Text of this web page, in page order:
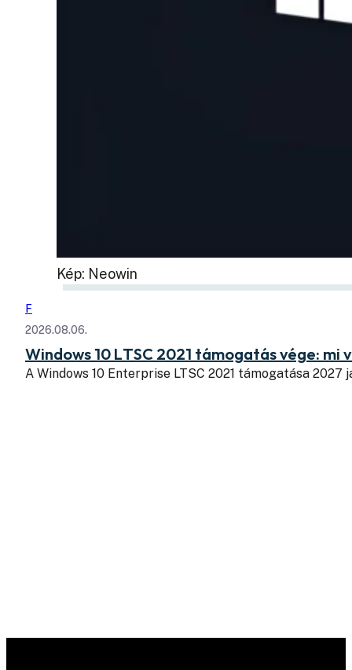
Kép: Neowin
F
2026.08.06.
Windows 10 LTSC 2021 támogatás vége: mi
A Windows 10 Enterprise LTSC 2021 támogatása 2027